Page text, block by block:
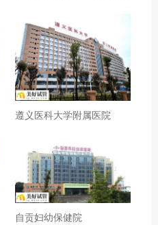
遵义医科大学附属医院
自贡妇幼保健院